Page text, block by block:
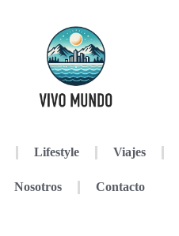
Lifestyle Viajes
Nosotros Contacto